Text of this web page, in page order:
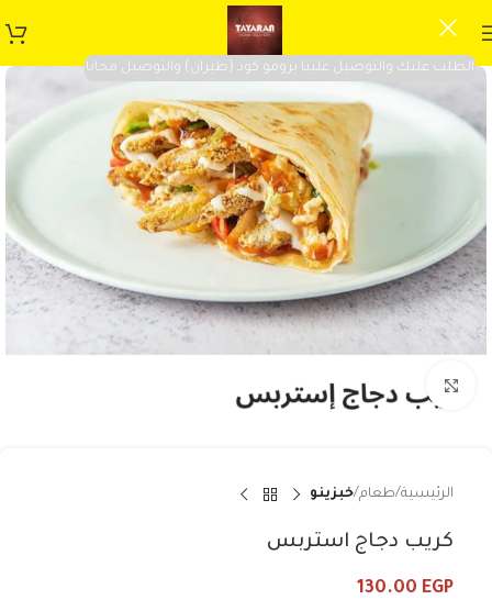
الطلب عليك والتوصيل علينا برومو كود (طيران) والتوصيل مجانا
Click to enlarge
الرئيسية طعام خبزينو
كريب دجاج استربس
130.00 EGP